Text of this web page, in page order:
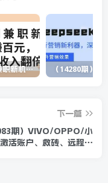
百度问一问兼职新机遇，单号日赚百元，批量操作收入翻倍
下一篇
期）VIVO/OPPO/小
活账户、救砖、远程解